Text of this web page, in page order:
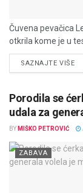
Čuvena pevačica
otkrila kome je u
SAZNAJTE VIŠE
Porodila se
udala za
BY MIŠKO PETROVIĆ
ZABAVA